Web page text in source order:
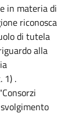
in materia di
riconosca
di tutela
alla
1) .